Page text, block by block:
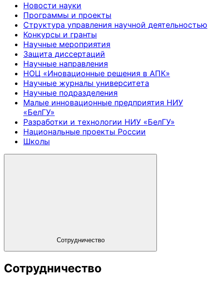
Новости науки
Программы и проекты
Структура управления научной деятельностью
Конкурсы и гранты
Научные мероприятия
Защита диссертаций
Научные направления
НОЦ «Иновационные решения в АПК»
Научные журналы университета
Научные подразделения
Малые инновационные предприятия НИУ
«БелГУ»
Разработки и технологии НИУ «БелГУ»
Национальные проекты России
Школы
Сотрудничество
Сотрудничество